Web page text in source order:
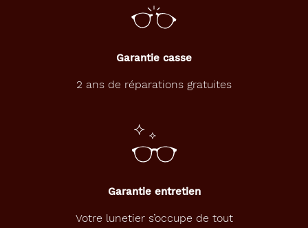
Garantie casse
2 ans de réparations gratuites
Garantie entretien
Votre lunetier s’occupe de tout